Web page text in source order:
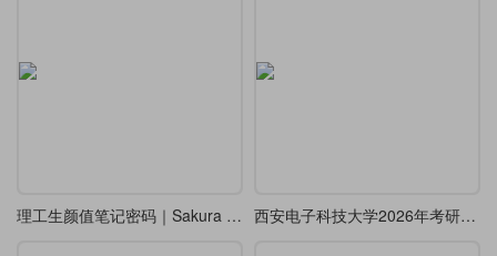
理工生颜值笔记密码｜Sakura Notes 双模式 LaTeX 模板 西安电子科技大学2026年考研高等代数